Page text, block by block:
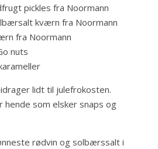
pickles fra Noormann
kværn fra Noormann
fra Noormann
nuts
lidt til julefrokosten.
hende som elsker snaps og
rødvin og solbærssalt i